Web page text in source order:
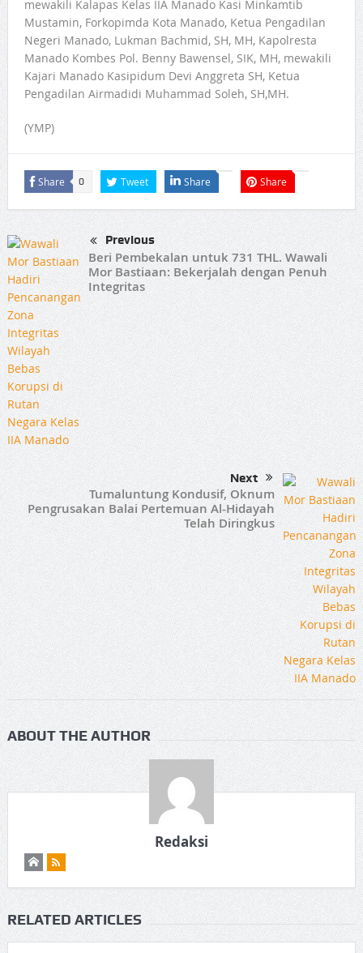
mewakili Kalapas Kelas IIA Manado Kasi Minkamtib
Mustamin, Forkopimda Kota Manado, Ketua Pengadilan
Negeri Manado, Lukman Bachmid, SH, MH, Kapolresta
Manado Kombes Pol. Benny Bawensel, SIK, MH, mewakili
Kajari Manado Kasipidum Devi Anggreta SH, Ketua
Pengadilan Airmadidi Muhammad Soleh, SH,MH.
(YMP)
Share 0 Tweet Share Share
Previous
Beri Pembekalan untuk 731 THL. Wawali
Mor Bastiaan: Bekerjalah dengan Penuh
Integritas
Next
Tumaluntung Kondusif, Oknum
Pengrusakan Balai Pertemuan Al-Hidayah
Telah Diringkus
ABOUT THE AUTHOR
Redaksi
RELATED ARTICLES